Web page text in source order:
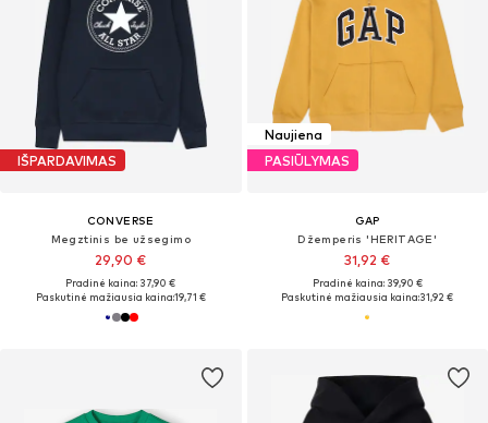
IŠPARDAVIMAS
CONVERSE
Megztinis be užsegimo
29,90 €
Pradinė kaina: 37,90 €
Paskutinė mažiausia kaina:19,71 €
Naujiena
PASIŪLYMAS
GAP
Džemperis 'HERITAGE'
31,92 €
Pradinė kaina: 39,90 €
Paskutinė mažiausia kaina:31,92 €